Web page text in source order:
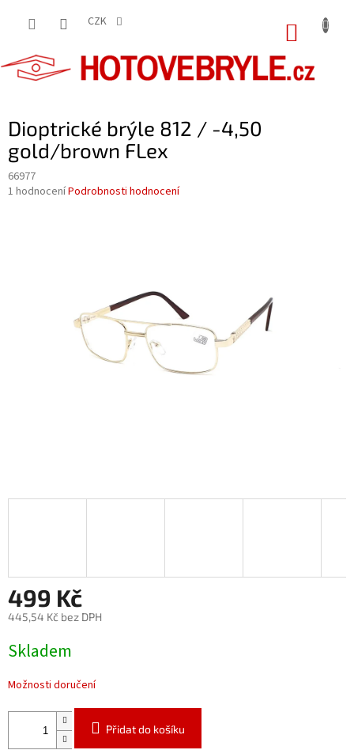
CZK
Dioptrické brýle 812 / -4,50
gold/brown FLex
66977
Průměrné
1 hodnoceníPodrobnosti hodnocení
499 Kč
445,54 Kč bez DPH
cena:
Skladem
Možnosti doručení
Přidat do košíku